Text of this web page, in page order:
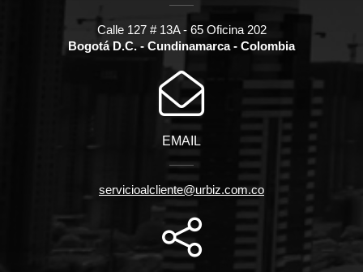
Calle 127 # 13A - 65 Oficina 202
Bogotá D.C. - Cundinamarca - Colombia
EMAIL
servicioalcliente@urbiz.com.co